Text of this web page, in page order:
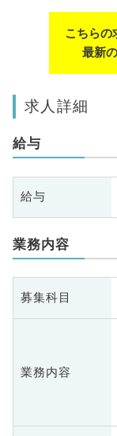
こちらの
最新
求人詳細
給与
給与
業務内容
募集科目
業務内容